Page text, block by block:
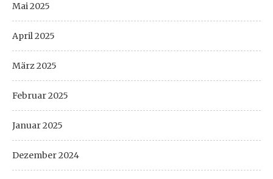
Mai 2025
April 2025
März 2025
Februar 2025
Januar 2025
Dezember 2024